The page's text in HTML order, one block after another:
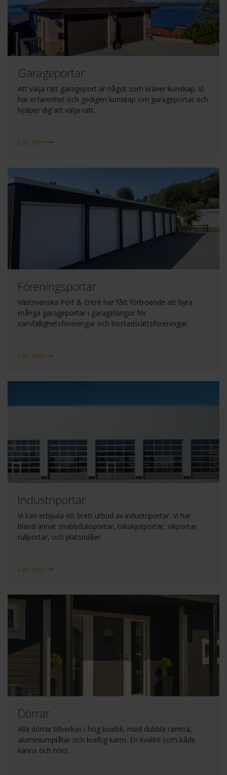
Garageportar
Att välja rätt garageport är något som kräver kunskap. Vi
har erfarenhet och gedigen kunskap om garageportar och
hjälper dig att välja rätt.
Läs mer
Föreningsportar
Västsvenska Port & Entré har fått förtroende att byta
många garageportar i garagelängor för
samfällighetsföreningar och bostadsrättsföreningar.
Läs mer
Industriportar
Vi kan erbjuda ett brett utbud av industriportar. Vi har
bland annat snabbduksportar, takskjutportar, vikportar,
rullportar, och platsridåer.
Läs mer
Dörrar
Alla dörrar tillverkas i hög kvalité, med dubbla ramträ,
aluminiumplåtar och kraftig karm. En kvalité som både
känns och hörs.